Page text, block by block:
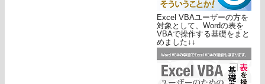
Excel VBAユーザーの方を
対象として、Wordの表を
VBAで操作する基礎をまと
めました↓↓